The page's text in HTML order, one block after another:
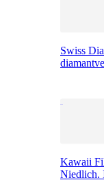
Swiss
Kawaii
Niedlich.